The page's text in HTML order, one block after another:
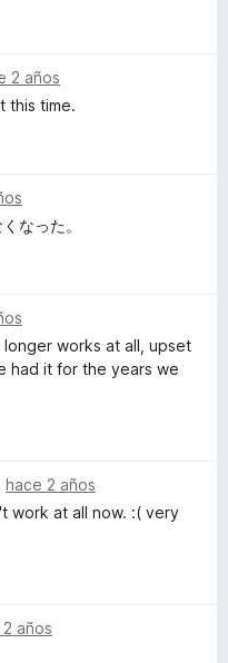
2 años
this time.
なった。
works at all, upset
had it for the years we
hace 2 años
work at all now. :( very
años